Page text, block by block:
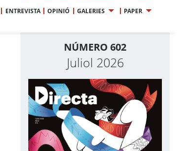
ENTREVISTA OPINIÓ GALERIES PAPER
NÚMERO 602
Juliol 2026